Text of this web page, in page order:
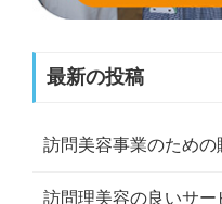
最新の投稿
訪問美容事業のため
訪問理美容の良いサ